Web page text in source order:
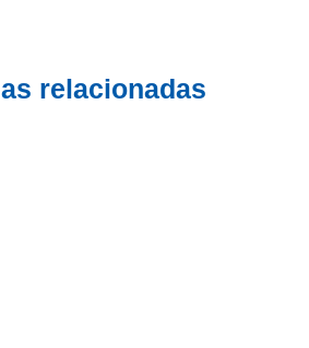
relacionadas